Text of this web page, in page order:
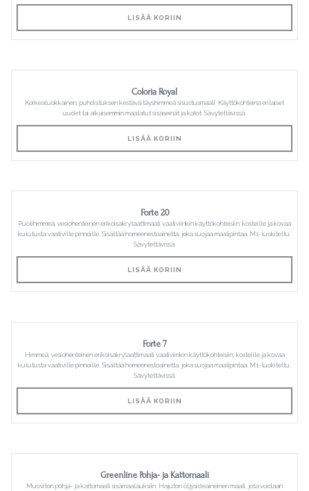
LISÄÄ KORIIN
Coloria Royal
Korkealuokkainen, puhdistuksen kestävä täyshimmeä sisustusmaali. Käyttökohteina erilaiset
uudet tai aikaisemmin maalatut sisäseinät ja katot. Sävytettävissä.
LISÄÄ KORIIN
Forte 20
Puolihimmeä, vesiohenteinen erikoisakrylaattimaali vaativiinkin käyttökohteisiin; kosteille ja kovaa
kulutusta vaativille pinnoille. Sisältää homeenestoainetta, joka suojaa maalipintaa. M1-luokiteltu.
Sävytettävissä.
LISÄÄ KORIIN
Forte 7
Himmeä, vesiohenteinen erikoisakrylaattimaali vaativiinkin käyttökohteisiin; kosteille ja kovaa
kulutusta vaativille pinnoille. Sisältää homeenestoainetta, joka suojaa maalipintaa. M1-luokiteltu.
Sävytettävissä.
LISÄÄ KORIIN
Greenline Pohja- ja Kattomaali
Muoviton pohja- ja kattomaali sisämaalauksiin. Hajuton öljysideaineinen maali, jota voidaan